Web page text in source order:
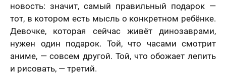
новость: значит, самый правильный подарок —
тот, в котором есть мысль о конкретном ребёнке.
Девочке, которая сейчас живёт динозаврами,
нужен один подарок. Той, что часами смотрит
аниме, — совсем другой. Той, что обожает лепить
и рисовать, — третий.